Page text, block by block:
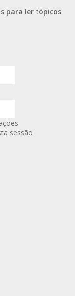
para ler tópicos
sessão